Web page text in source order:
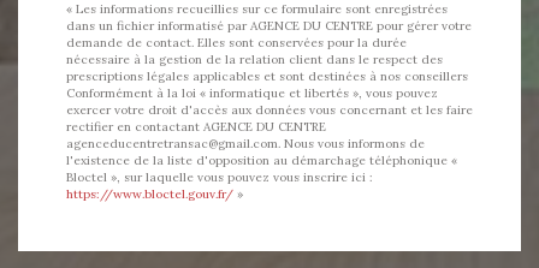
« Les informations recueillies sur ce formulaire sont enregistrées
dans un fichier informatisé par AGENCE DU CENTRE pour gérer votre
demande de contact. Elles sont conservées pour la durée
nécessaire à la gestion de la relation client dans le respect des
prescriptions légales applicables et sont destinées à nos conseillers
Conformément à la loi « informatique et libertés », vous pouvez
exercer votre droit d'accès aux données vous concernant et les faire
rectifier en contactant AGENCE DU CENTRE
agenceducentretransac@gmail.com. Nous vous informons de
l'existence de la liste d'opposition au démarchage téléphonique «
Bloctel », sur laquelle vous pouvez vous inscrire ici :
https://www.bloctel.gouv.fr/ »